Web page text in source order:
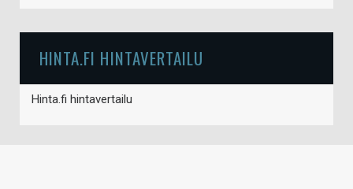
HINTA.FI HINTAVERTAILU
Hinta.fi hintavertailu